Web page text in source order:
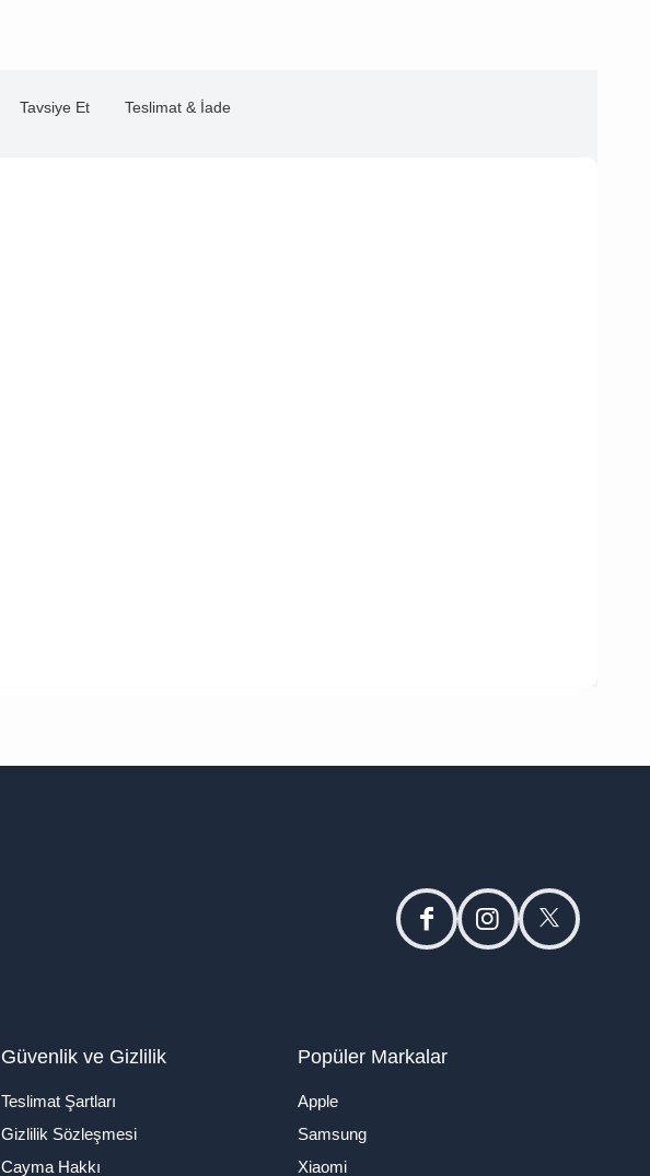
Tavsiye Et Teslimat & İade
facebookinstagramtwitter
Güvenlik ve Gizlilik
Teslimat Şartları
Gizlilik Sözleşmesi
Cayma Hakkı
Popüler Markalar
Apple
Samsung
Xiaomi